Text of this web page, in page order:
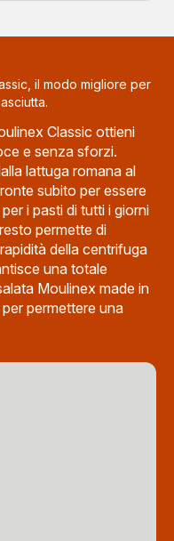
il modo migliore per
Classic ottieni
e senza sforzi.
lattuga romana al
subito per essere
i pasti di tutti i giorni
permette di
della centrifuga
una totale
Moulinex made in
permettere una